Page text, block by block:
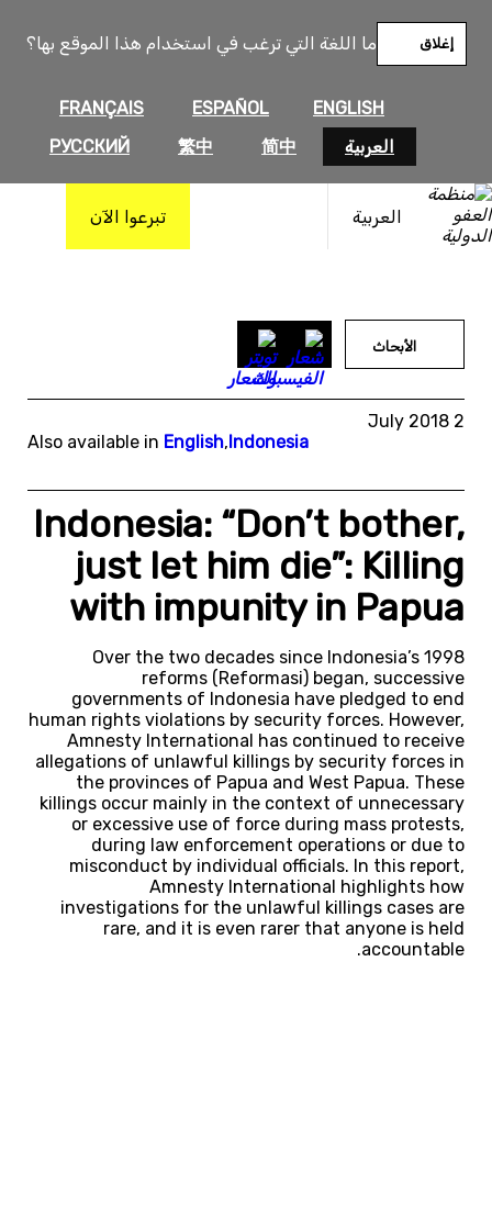
ما اللغة التي ترغب في استخدام هذا الموقع بها؟
ENGLISH
ESPAÑOL
FRANÇAIS
العربية
简中
繁中
РУССКИЙ
إغلاق
العربية تبرعوا الآن
المحتوى
الأبحاث
2 July 2018
Also available in English,Indonesia
Indonesia: “Don’t bother,
just let him die”: Killing
with impunity in Papua
Over the two decades since Indonesia’s 1998
reforms (Reformasi) began, successive
governments of Indonesia have pledged to end
human rights violations by security forces. However,
Amnesty International has continued to receive
allegations of unlawful killings by security forces in
the provinces of Papua and West Papua. These
killings occur mainly in the context of unnecessary
or excessive use of force during mass protests,
during law enforcement operations or due to
misconduct by individual officials. In this report,
Amnesty International highlights how
investigations for the unlawful killings cases are
rare, and it is even rarer that anyone is held
accountable.